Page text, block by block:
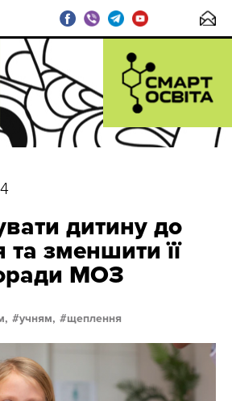
дитину до
зменшити її
МОЗ
учням, щеплення